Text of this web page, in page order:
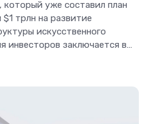
уже составил план
трлн на развитие
искусственного
инвесторов заключается в